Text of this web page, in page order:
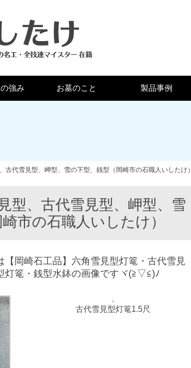
強み お墓のこと 製品事例
代雪見型、岬型、雪の下型、銭型（岡崎市の石職人いしたけ）
、古代雪見型、岬型、雪
市の石職人いしたけ）
岡崎石工品】六角雪見型灯篭・古代雪見
灯篭・銭型水鉢の画像ですヾ(≧▽≦)ﾉ
古代雪見型灯篭1.5尺